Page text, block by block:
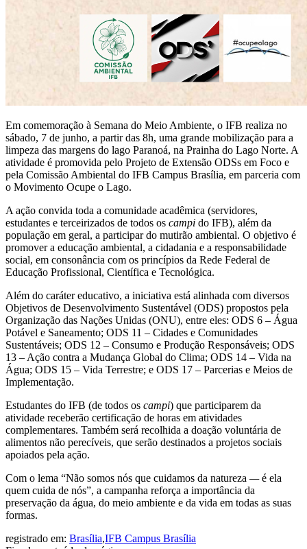
Em comemoração à Semana do Meio Ambiente, o IFB realiza no
sábado, 7 de junho, a partir das 8h, uma grande mobilização para a
limpeza das margens do lago Paranoá, na Prainha do Lago Norte. A
atividade é promovida pelo Projeto de Extensão ODSs em Foco e
pela Comissão Ambiental do IFB Campus Brasília, em parceria com
o Movimento Ocupe o Lago.
A ação convida toda a comunidade acadêmica (servidores,
estudantes e terceirizados de todos os campi do IFB), além da
população em geral, a participar do mutirão ambiental. O objetivo é
promover a educação ambiental, a cidadania e a responsabilidade
social, em consonância com os princípios da Rede Federal de
Educação Profissional, Científica e Tecnológica.
Além do caráter educativo, a iniciativa está alinhada com diversos
Objetivos de Desenvolvimento Sustentável (ODS) propostos pela
Organização das Nações Unidas (ONU), entre eles: ODS 6 – Água
Potável e Saneamento; ODS 11 – Cidades e Comunidades
Sustentáveis; ODS 12 – Consumo e Produção Responsáveis; ODS
13 – Ação contra a Mudança Global do Clima; ODS 14 – Vida na
Água; ODS 15 – Vida Terrestre; e ODS 17 – Parcerias e Meios de
Implementação.
Estudantes do IFB (de todos os campi) que participarem da
atividade receberão certificação de horas em atividades
complementares. Também será recolhida a doação voluntária de
alimentos não perecíveis, que serão destinados a projetos sociais
apoiados pela ação.
Com o lema “Não somos nós que cuidamos da natureza —é ela
quem cuida de nós”, a campanha reforça a importância da
preservação da água, do meio ambiente e da vida em todas as suas
formas.
registrado em: Brasília,IFB Campus Brasília